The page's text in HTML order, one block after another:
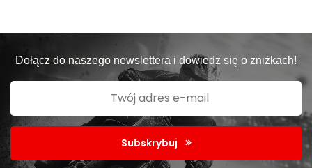
Dołącz do naszego newslettera i dowiedz się o zniżkach!
Subskrybuj